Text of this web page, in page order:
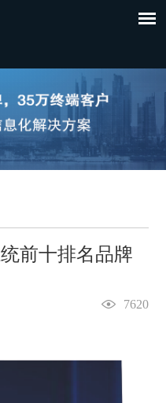
前十排名品牌
7620